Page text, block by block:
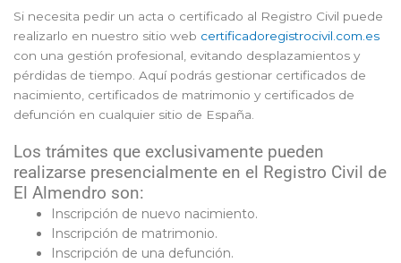
Si necesita pedir un acta o certificado al Registro Civil puede
realizarlo en nuestro sitio web certificadoregistrocivil.com.es
con una gestión profesional, evitando desplazamientos y
pérdidas de tiempo. Aquí podrás gestionar certificados de
nacimiento, certificados de matrimonio y certificados de
defunción en cualquier sitio de España.
Los trámites que exclusivamente pueden
realizarse presencialmente en el Registro Civil de
El Almendro son:
Inscripción de nuevo nacimiento.
Inscripción de matrimonio.
Inscripción de una defunción.